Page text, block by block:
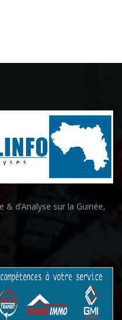
& d’Analyse sur la Guinée,